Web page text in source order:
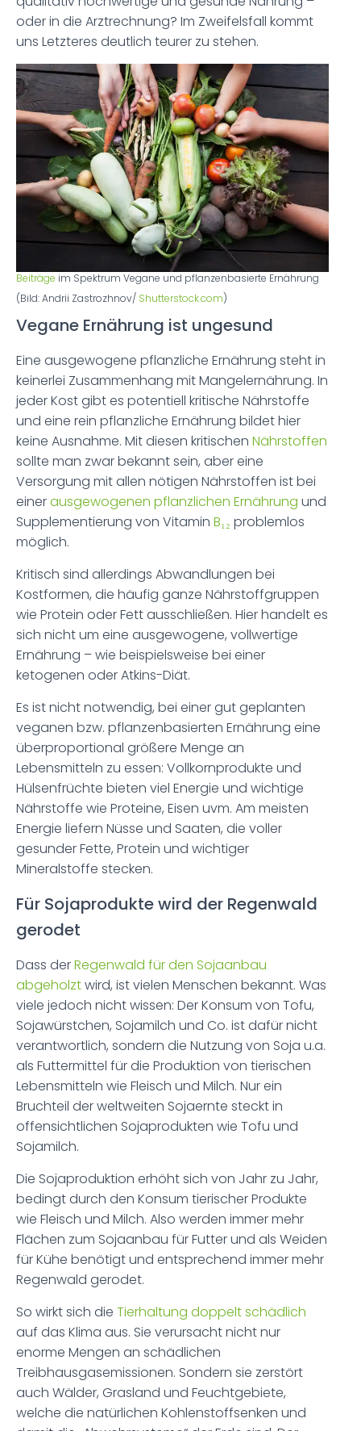
oder in die Arztrechnung? Im Zweifelsfall kommt
uns Letzteres deutlich teurer zu stehen.
Beiträge im Spektrum Vegane und pflanzenbasierte Ernährung
(Bild: Andrii Zastrozhnov/ Shutterstock.com)
Vegane Ernährung ist ungesund
Eine ausgewogene pflanzliche Ernährung steht in
keinerlei Zusammenhang mit Mangelernährung. In
jeder Kost gibt es potentiell kritische Nährstoffe
und eine rein pflanzliche Ernährung bildet hier
keine Ausnahme. Mit diesen kritischen Nährstoffen
sollte man zwar bekannt sein, aber eine
Versorgung mit allen nötigen Nährstoffen ist bei
einerausgewogenen pflanzlichen Ernährung und
Supplementierung von Vitamin B₁₂ problemlos
möglich.
Kritisch sind allerdings Abwandlungen bei
Kostformen, die häufig ganze Nährstoffgruppen
wie Protein oder Fett ausschließen. Hier handelt es
sich nicht um eine ausgewogene, vollwertige
Ernährung – wie beispielsweise bei einer
ketogenen oder Atkins-Diät.
Es ist nicht notwendig, bei einer gut geplanten
veganen bzw. pflanzenbasierten Ernährung eine
überproportional größere Menge an
Lebensmitteln zu essen: Vollkornprodukte und
Hülsenfrüchte bieten viel Energie und wichtige
Nährstoffe wie Proteine, Eisen uvm. Am meisten
Energie liefern Nüsse und Saaten, die voller
gesunder Fette, Protein und wichtiger
Mineralstoffe stecken.
Für Sojaprodukte wird der Regenwald
gerodet
Dass derRegenwald für den Sojaanbau
abgeholztwird, ist vielen Menschen bekannt. Was
viele jedoch nicht wissen: Der Konsum von Tofu,
Sojawürstchen, Sojamilch und Co. ist dafür nicht
verantwortlich, sondern die Nutzung von Soja u.a.
als Futtermittel für die Produktion von tierischen
Lebensmitteln wie Fleisch und Milch. Nur ein
Bruchteil der weltweiten Sojaernte steckt in
offensichtlichen Sojaprodukten wie Tofu und
Sojamilch.
Die Sojaproduktion erhöht sich von Jahr zu Jahr,
bedingt durch den Konsum tierischer Produkte
wie Fleisch und Milch. Also werden immer mehr
Flächen zum Sojaanbau für Futter und als Weiden
für Kühe benötigt und entsprechend immer mehr
Regenwald gerodet.
So wirkt sich die Tierhaltung doppelt schädlich
auf das Klima aus. Sie verursacht nicht nur
enorme Mengen an schädlichen
Treibhausgasemissionen. Sondern sie zerstört
auch Wälder, Grasland und Feuchtgebiete,
welche die natürlichen Kohlenstoffsenken und